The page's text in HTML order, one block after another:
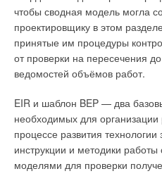
чтобы сводная модель могла
проектировщику в этом
принятые им процедуры
от проверки на пересечения
ведомостей объёмов работ.
EIR и шаблон BEP — два
необходимых для
процессе развития технологии
инструкции и методики
моделями для проверки
Сервис BIM Tender
информационной модели
бесплатно. Перед отправкой
проектировщик может
конкретного заказчика, что
значительно сократить
с исправлениями и
проектировщика.